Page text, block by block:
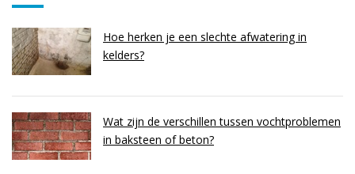
Hoe herken je een slechte afwatering in
kelders?
Wat zijn de verschillen tussen vochtproblemen
in baksteen of beton?